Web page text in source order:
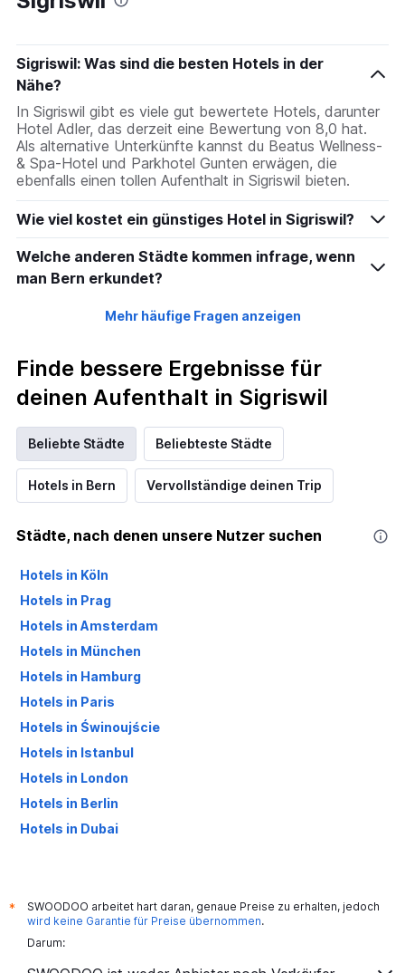
Sigriswil: Was sind die besten Hotels in der
Nähe?
In Sigriswil gibt es viele gut bewertete Hotels, darunter
Hotel Adler, das derzeit eine Bewertung von 8,0 hat.
Als alternative Unterkünfte kannst du Beatus Wellness-
& Spa-Hotel und Parkhotel Gunten erwägen, die
ebenfalls einen tollen Aufenthalt in Sigriswil bieten.
Wie viel kostet ein günstiges Hotel in Sigriswil?
Welche anderen Städte kommen infrage, wenn
man Bern erkundet?
Mehr häufige Fragen anzeigen
Finde bessere Ergebnisse für
deinen Aufenthalt in Sigriswil
Beliebte Städte Beliebteste Städte
Hotels in Bern Vervollständige deinen Trip
Städte, nach denen unsere Nutzer suchen
Hotels in Köln
Hotels in Prag
Hotels in Amsterdam
Hotels in München
Hotels in Hamburg
Hotels in Paris
Hotels in Świnoujście
Hotels in Istanbul
Hotels in London
Hotels in Berlin
Hotels in Dubai
*
SWOODOO arbeitet hart daran, genaue Preise zu erhalten, jedoch
wird keine Garantie für Preise übernommen.
Darum: